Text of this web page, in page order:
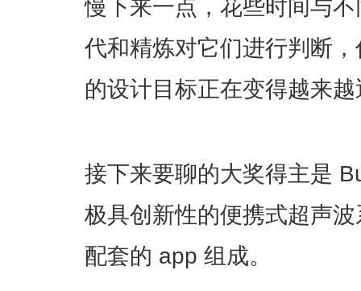
慢下来一点，花些时间与
代和精炼对它们进行判断
的设计目标正在变得越来
接下来要聊的大奖得主是
极具创新性的便携式超声
配套的 app 组成。